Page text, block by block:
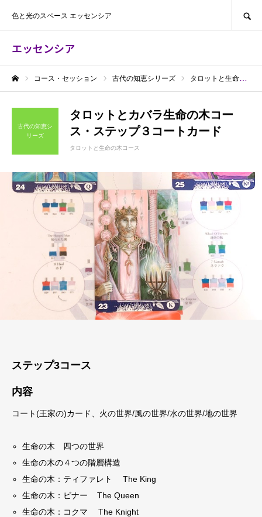
エッセンシア
色と光のスペース エッセンシア
コース・セッション 古代の知恵シリーズ タロットと生命の木コース
古代の知恵シ
リーズ
タロットとカバラ生命の木コー
ス・ステップ３コートカード
タロットと生命の木コース
ステップ3コース
内容
コート(王家の)カード、火の世界/風の世界/水の世界/地の世界
生命の木 四つの世界
生命の木の４つの階層構造
生命の木：ティファレト The King
生命の木：ビナー The Queen
生命の木：コクマ The Knight